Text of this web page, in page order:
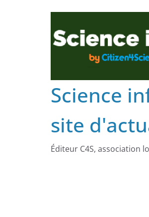
Science
site
Éditeur C4S, association